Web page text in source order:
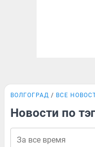
ВОЛГОГРАД ВСЕ
Новости по